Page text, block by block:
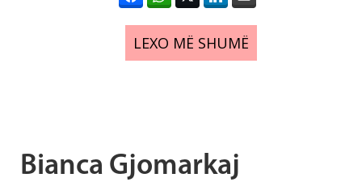
LEXO MË SHUMË
Bianca Gjomarkaj